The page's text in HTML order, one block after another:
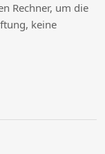
Rechner, um die
keine